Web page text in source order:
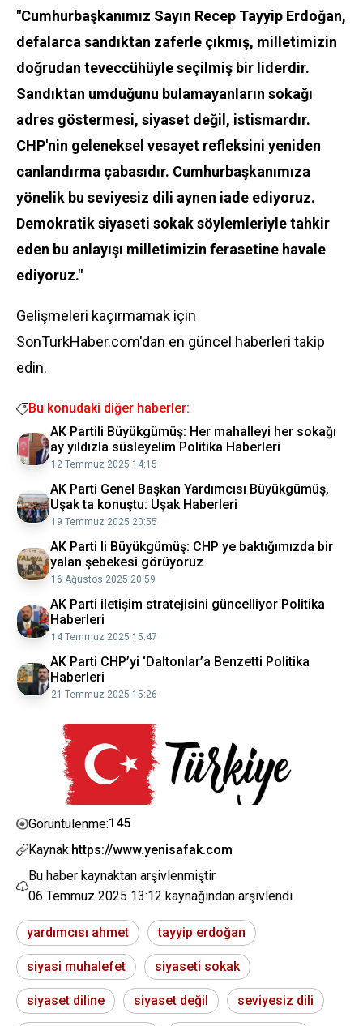
"Cumhurbaşkanımız Sayın Recep Tayyip Erdoğan,
defalarca sandıktan zaferle çıkmış, milletimizin
doğrudan teveccühüyle seçilmiş bir liderdir.
Sandıktan umduğunu bulamayanların sokağı
adres göstermesi, siyaset değil, istismardır.
CHP'nin geleneksel vesayet refleksini yeniden
canlandırma çabasıdır. Cumhurbaşkanımıza
yönelik bu seviyesiz dili aynen iade ediyoruz.
Demokratik siyaseti sokak söylemleriyle tahkir
eden bu anlayışı milletimizin ferasetine havale
ediyoruz."
Gelişmeleri kaçırmamak için
SonTurkHaber.com'dan en güncel haberleri takip
edin.
Bu konudaki diğer haberler:
AK Partili Büyükgümüş: Her mahalleyi her sokağı
ay yıldızla süsleyelim Politika Haberleri
12 Temmuz 2025 14:15
AK Parti Genel Başkan Yardımcısı Büyükgümüş,
Uşak ta konuştu: Uşak Haberleri
19 Temmuz 2025 20:55
AK Parti li Büyükgümüş: CHP ye baktığımızda bir
yalan şebekesi görüyoruz
16 Ağustos 2025 20:59
AK Parti iletişim stratejisini güncelliyor Politika
Haberleri
14 Temmuz 2025 15:47
AK Parti CHP’yi ‘Daltonlar’a Benzetti Politika
Haberleri
21 Temmuz 2025 15:26
Görüntülenme:145
Kaynak:https://www.yenisafak.com
Bu haber kaynaktan arşivlenmiştir
06 Temmuz 2025 13:12 kaynağından arşivlendi
yardımcısı ahmet tayyip erdoğan
siyasi muhalefet siyaseti sokak
siyaset diline siyaset değil seviyesiz dili